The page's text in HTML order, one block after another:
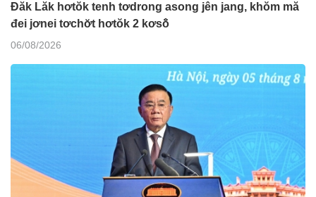
Đăk Lăk hơtŏk tenh tơdrong asong jên jang, khŏm mă
đei jơnei tơchơ̆t hơtŏk 2 kơsô̆
06/08/2026